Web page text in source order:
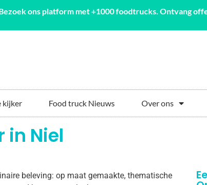
ons platform met +1000 foodtrucks. Ontvang
kijker Food truck Nieuws Over ons
in Niel
beleving: op maat gemaakte, thematische